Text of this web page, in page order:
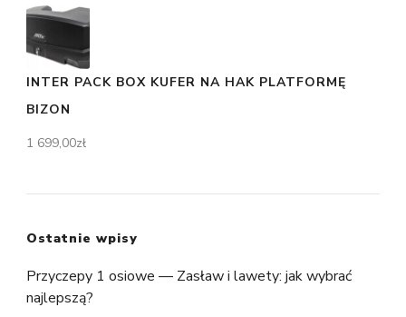
INTER PACK BOX KUFER NA HAK PLATFORMĘ
BIZON
1 699,00zł
Ostatnie wpisy
Przyczepy 1 osiowe — Zasław i lawety: jak wybrać
najlepszą?